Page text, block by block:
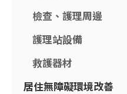
檢查、護理周邊
護理站設備
救護器材
居住無障礙環境改善